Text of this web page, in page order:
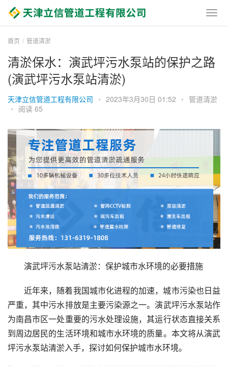
首页 管道清淤
清淤保水：演武坪污水泵站的保护之路
(演武坪污水泵站清淤)
天津立信管道工程有限公司 • 2023年3月30日 01:52 • 管道清淤
• 阅读 65
演武坪污水泵站清淤：保护城市水环境的必要措施
近年来，随着我国城市化进程的加速，城市污染也日益
严重，其中污水排放是主要污染源之一。演武坪污水泵站作
为南昌市区一处重要的污水处理设施，其运行状态直接关系
到周边居民的生活环境和城市水环境的质量。本文将从演武
坪污水泵站清淤入手，探讨如何保护城市水环境。